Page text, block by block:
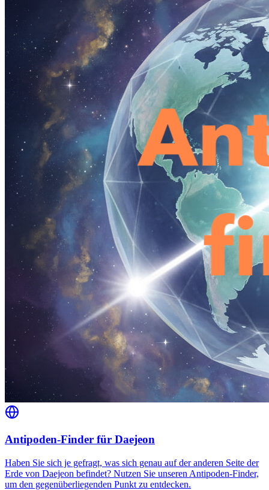
Antipoden-Finder für Daejeon
Haben Sie sich je gefragt, was sich genau auf der anderen Seite der
Erde von Daejeon befindet? Nutzen Sie unseren Antipoden-Finder,
um den gegenüberliegenden Punkt zu entdecken.